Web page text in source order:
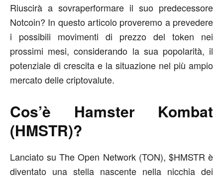
Riuscirà a sovraperformare il suo predecessore
Notcoin? In questo articolo proveremo a prevedere
i possibili movimenti di prezzo del token nei
prossimi mesi, considerando la sua popolarità, il
potenziale di crescita e la situazione nel più ampio
mercato delle criptovalute.
Cos’è Hamster Kombat
(HMSTR)?
Lanciato su The Open Network (TON), $HMSTR è
diventato una stella nascente nella nicchia dei